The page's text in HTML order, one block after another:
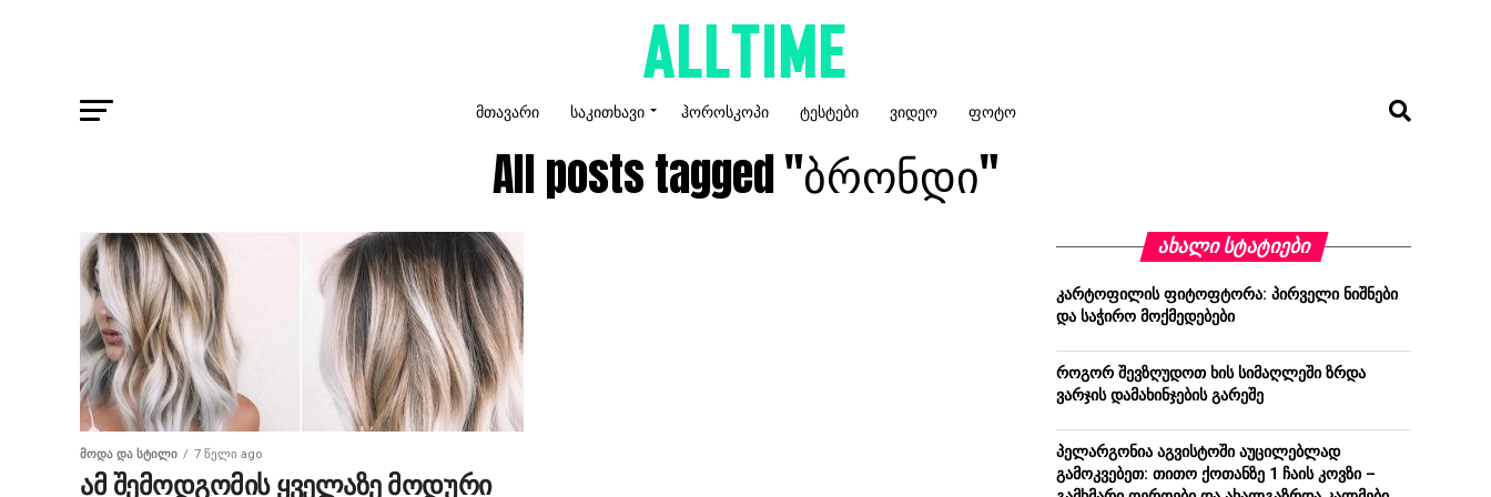
ᲛᲗᲐᲕᲐᲠᲘ ᲡᲐᲙᲘᲗᲮᲐᲕᲘ ᲰᲝᲠᲝᲡᲙᲝᲞᲘ ᲢᲔᲡᲢᲔᲑᲘ ᲕᲘᲓᲔᲝ ᲤᲝᲢᲝ
All posts tagged "ბრონდი"
ᲛᲝᲓᲐ ᲓᲐ ᲡᲢᲘᲚᲘ 7 წელი ago
ამ შემოდგომის ყველაზე მოდური
ᲐᲮᲐᲚᲘ ᲡᲢᲐᲢᲘᲔᲑᲘ
კარტოფილის ფიტოფტორა: პირველი ნიშნები
და საჭირო მოქმედებები
როგორ შევზღუდოთ ხის სიმაღლეში ზრდა
ვარჯის დამახინჯების გარეშე
პელარგონია აგვისტოში აუცილებლად
გამოკვებეთ: თითო ქოთანზე 1 ჩაის კოვზი –